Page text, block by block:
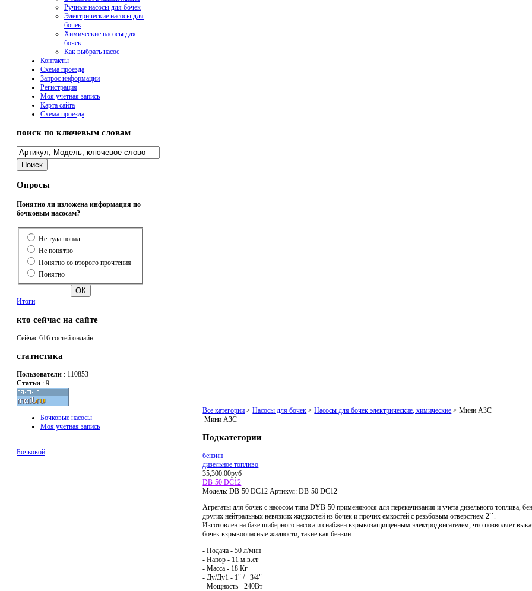
Ручные насосы для бочек
Электрические насосы для
бочек
Химические насосы для
бочек
Как выбрать насос
Контакты
Схема проезда
Запрос информации
Регистрация
Моя учетная запись
Карта сайта
Схема проезда
поиск по ключевым словам
Опросы
Понятно ли изложена информация по
бочковым насосам?
Не туда попал
Не понятно
Понятно со второго прочтения
Понятно
Итоги
кто сейчас на сайте
Сейчас 616 гостей онлайн
статистика
Пользователи : 110853
Статьи : 9
Все категории >Насосы для бочек >Насосы для бочек электрические, химические > Мини АЗС
Мини АЗС
Подкатегории
бензин
дизельное топливо
35,300.00руб
DB-50 DC12
Модель: DB-50 DC12Артикул: DB-50 DC12
Агрегаты для бочек с насосом типа DYB-50 применяются для перекачивания и учета дизельного топлива,
других нейтральных невязких жидкостей из бочек и прочих емкостей с резьбовым отверстием 2``.
Изготовлен на базе шиберного насоса и снабжен взрывозащищенным электродвигателем, что позволяет
бочек взрывоопасные жидкости, такие как бензин.
- Подача - 50 л/мин
- Напор - 11 м.в.ст
- Масса - 18 Кг
- Ду/Ду1 - 1" / 3/4"
- Мощность - 240Вт
Бочковые насосы
Моя учетная запись
Бочковой